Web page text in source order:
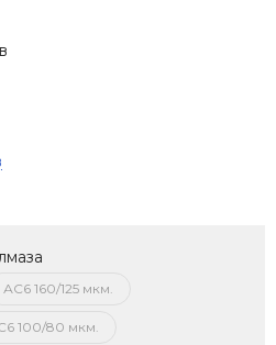
АС6 160/125 мкм.
100/80 мкм.